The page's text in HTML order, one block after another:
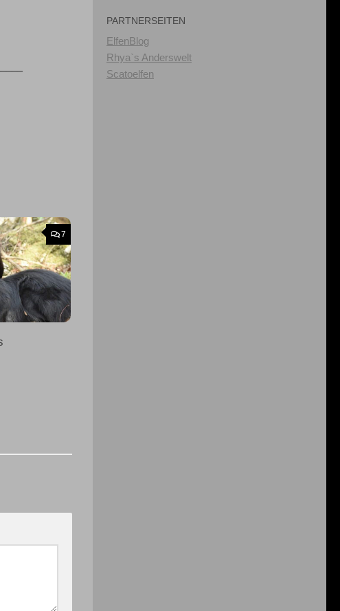
7
PARTNERSEITEN
ElfenBlog
Rhya`s Anderswelt
Scatoelfen